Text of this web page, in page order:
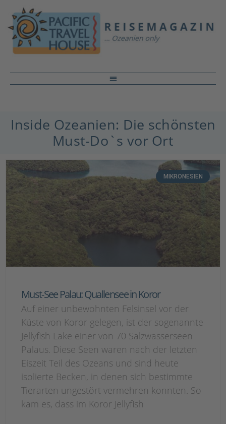
Inside Ozeanien: Die schönsten
Must-Do`s vor Ort
MIKRONESIEN
Must-See Palau: Quallensee in Koror
Auf einer unbewohnten Felsinsel vor der
Küste von Koror gelegen, ist der sogenannte
Jellyfish Lake einer von 70 Salzwasserseen
Palaus. Diese Seen waren nach der letzten
Eiszeit Teil des Ozeans und sind heute
isolierte Becken, in denen sich bestimmte
Tierarten ungestört vermehren konnten. So
kam es, dass im Koror Jellyfish